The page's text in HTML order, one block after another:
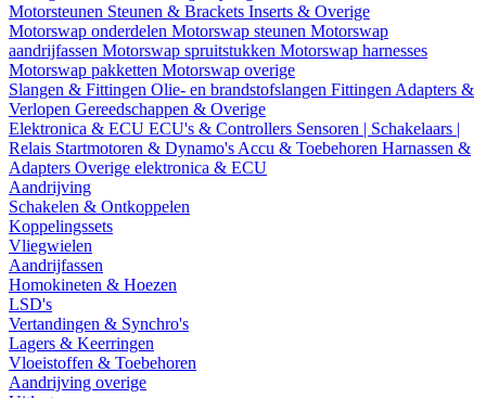
Motorsteunen Steunen & Brackets Inserts & Overige
Motorswap onderdelen Motorswap steunen Motorswap
aandrijfassen Motorswap spruitstukken Motorswap harnesses
Motorswap pakketten Motorswap overige
Slangen & Fittingen Olie- en brandstofslangen Fittingen Adapters &
Verlopen Gereedschappen & Overige
Elektronica & ECU ECU's & Controllers Sensoren | Schakelaars |
Relais Startmotoren & Dynamo's Accu & Toebehoren Harnassen &
Adapters Overige elektronica & ECU
Aandrijving
Schakelen & Ontkoppelen
Koppelingssets
Vliegwielen
Aandrijfassen
Homokineten & Hoezen
LSD's
Vertandingen & Synchro's
Lagers & Keerringen
Vloeistoffen & Toebehoren
Aandrijving overige